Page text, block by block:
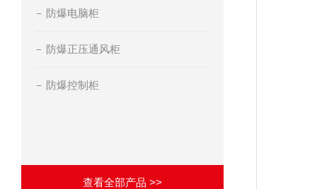
防爆电脑柜
防爆正压通风柜
防爆控制柜
查看全部产品 >>